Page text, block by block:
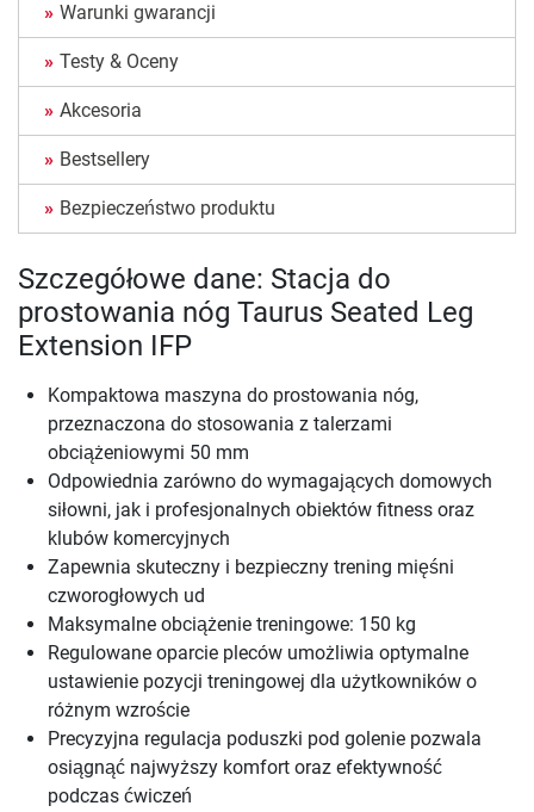
Warunki gwarancji
Testy & Oceny
Akcesoria
Bestsellery
Bezpieczeństwo produktu
Szczegółowe dane: Stacja do
prostowania nóg Taurus Seated Leg
Extension IFP
Kompaktowa maszyna do prostowania nóg,
przeznaczona do stosowania z talerzami
obciążeniowymi 50 mm
Odpowiednia zarówno do wymagających domowych
siłowni, jak i profesjonalnych obiektów fitness oraz
klubów komercyjnych
Zapewnia skuteczny i bezpieczny trening mięśni
czworogłowych ud
Maksymalne obciążenie treningowe: 150 kg
Regulowane oparcie pleców umożliwia optymalne
ustawienie pozycji treningowej dla użytkowników o
różnym wzroście
Precyzyjna regulacja poduszki pod golenie pozwala
osiągnąć najwyższy komfort oraz efektywność
podczas ćwiczeń